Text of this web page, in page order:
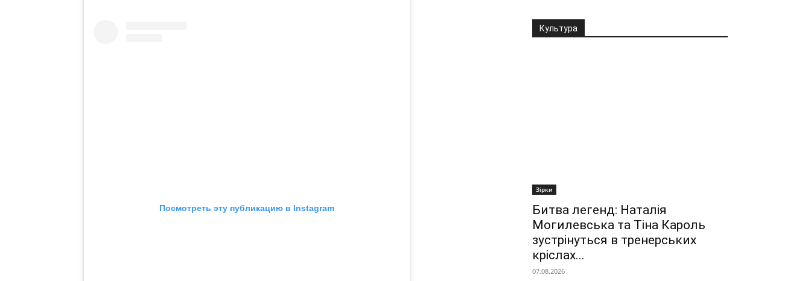
Посмотреть эту публикацию в Instagram
Культура
Зірки
Битва легенд: Наталія
Могилевська та Тіна Кароль
зустрінуться в тренерських
кріслах...
07.08.2026